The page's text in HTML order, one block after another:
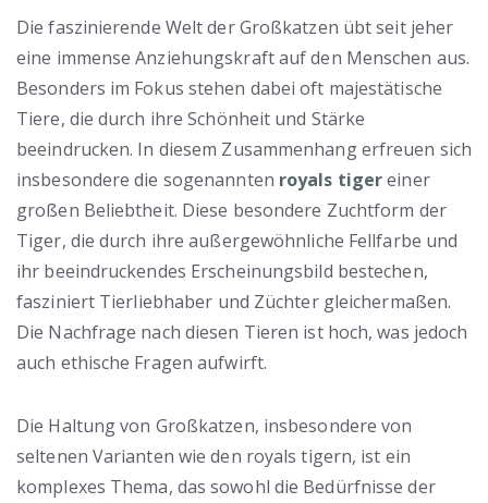
Die faszinierende Welt der Großkatzen übt seit jeher
eine immense Anziehungskraft auf den Menschen aus.
Besonders im Fokus stehen dabei oft majestätische
Tiere, die durch ihre Schönheit und Stärke
beeindrucken. In diesem Zusammenhang erfreuen sich
insbesondere die sogenannten royals tigereiner
großen Beliebtheit. Diese besondere Zuchtform der
Tiger, die durch ihre außergewöhnliche Fellfarbe und
ihr beeindruckendes Erscheinungsbild bestechen,
fasziniert Tierliebhaber und Züchter gleichermaßen.
Die Nachfrage nach diesen Tieren ist hoch, was jedoch
auch ethische Fragen aufwirft.
Die Haltung von Großkatzen, insbesondere von
seltenen Varianten wie den royals tigern, ist ein
komplexes Thema, das sowohl die Bedürfnisse der